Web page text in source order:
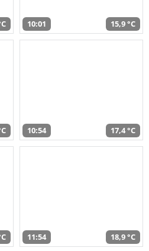
10:01 15,9 °C
10:54 17,4 °C
11:54 18,9 °C